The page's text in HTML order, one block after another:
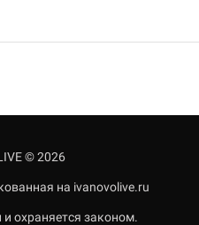
© 2026
на ivanovolive.ru
охраняется законом.